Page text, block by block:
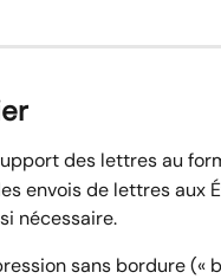
des lettres au
envois de lettres aux
nécessaire.
sans bordure («